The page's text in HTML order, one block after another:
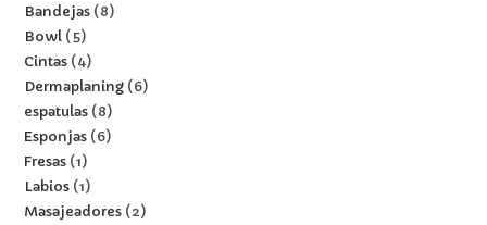
Bandejas 8
Bowl 5
Cintas 4
Dermaplaning 6
espatulas 8
Esponjas 6
Fresas 1
Labios 1
Masajeadores 2